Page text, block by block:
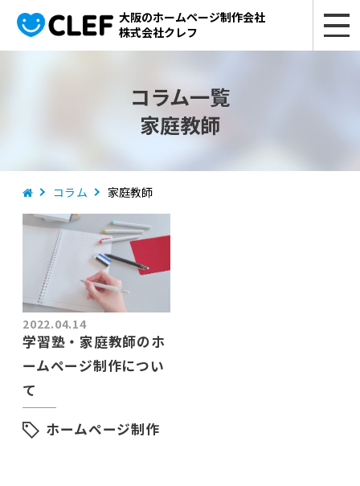
大阪のホームページ制作会社
株式会社クレフ
コラム一覧
家庭教師
コラム 家庭教師
2022.04.14
学習塾・家庭教師のホ
ームページ制作につい
て
ホームページ制作